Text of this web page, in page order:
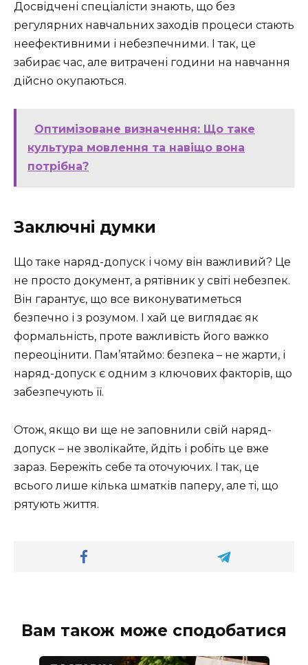
Досвідчені спеціалісти знають, що без
регулярних навчальних заходів процеси стають
неефективними і небезпечними. І так, це
забирає час, але витрачені години на навчання
дійсно окупаються.
Оптимізоване визначення: Що таке
культура мовлення та навіщо вона
потрібна?
Заключні думки
Що таке наряд-допуск і чому він важливий? Це
не просто документ, а рятівник у світі небезпек.
Він гарантує, що все виконуватиметься
безпечно і з розумом. І хай це виглядає як
формальність, проте важливість його важко
переоцінити. Пам’ятаймо: безпека – не жарти, і
наряд-допуск є одним з ключових факторів, що
забезпечують її.
Отож, якщо ви ще не заповнили свій наряд-
допуск – не зволікайте, йдіть і робіть це вже
зараз. Бережіть себе та оточуючих. І так, це
всього лише кілька шматків паперу, але ті, що
рятують життя.
Вам також може сподобатися